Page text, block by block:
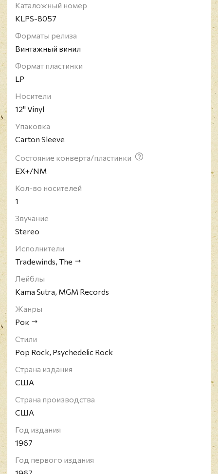
под названием "The Videls" и песню "Mr. Lonely",
занявшую 73-ю строчку в американском чарте
Каталожный номер
KLPS-8057
Форматы релиза
Винтажный винил
Формат пластинки
LP
Носители
12" Vinyl
Упаковка
Carton Sleeve
Состояние конверта/пластинки
EX+/NM
Кол-во носителей
1
Звучание
Stereo
Исполнители
Tradewinds, The
Лейблы
Kama Sutra, MGM Records
Жанры
Рок
Стили
Pop Rock, Psychedelic Rock
Страна издания
США
Страна производства
США
Год издания
1967
Год первого издания